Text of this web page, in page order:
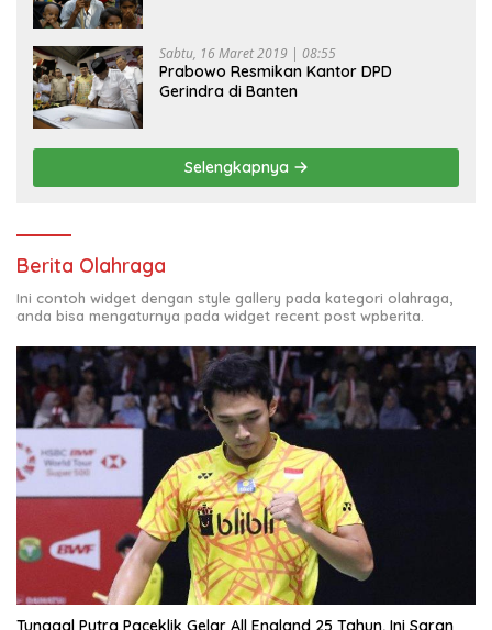
Sabtu, 16 Maret 2019 | 08:55
Prabowo Resmikan Kantor DPD
Gerindra di Banten
Selengkapnya
Berita Olahraga
Ini contoh widget dengan style gallery pada kategori olahraga,
anda bisa mengaturnya pada widget recent post wpberita.
Tunggal Putra Paceklik Gelar All England 25 Tahun, Ini Saran